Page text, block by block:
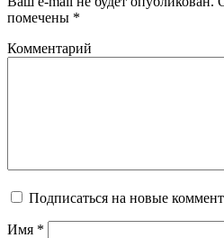
помечены *
Комментарий
Подписаться на новые
Имя *